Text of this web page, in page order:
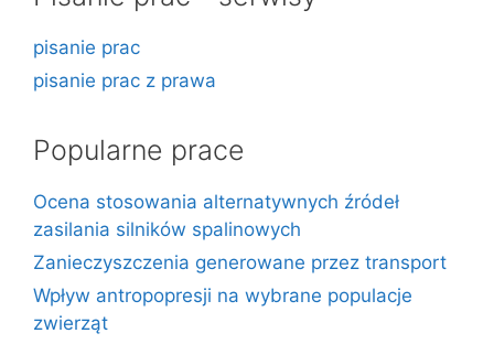
pisanie prac
pisanie prac z prawa
Popularne prace
Ocena stosowania alternatywnych źródeł
zasilania silników spalinowych
Zanieczyszczenia generowane przez transport
Wpływ antropopresji na wybrane populacje
zwierząt